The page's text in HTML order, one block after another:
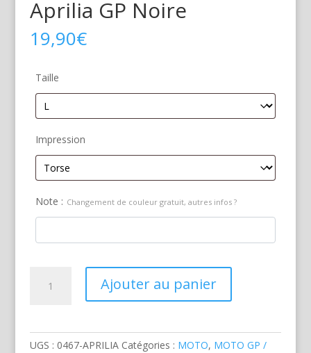
Aprilia GP Noire
19,90€
Taille
Impression
Note : Changement de couleur gratuit, autres infos ?
Ajouter au panier
UGS : 0467-APRILIA Catégories : MOTO, MOTO GP /